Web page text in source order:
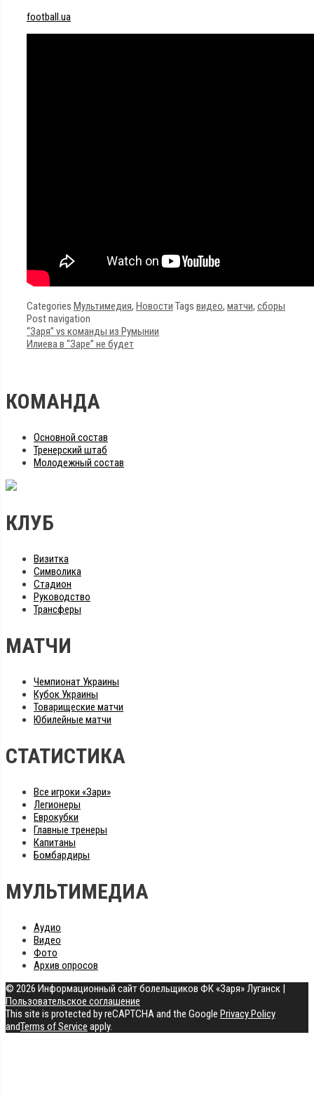
football.ua
Categories Мультимедия, Новости Tags видео, матчи, сборы
Post navigation
“Заря” vs команды из Румынии
Илиева в “Заре” не будет
КОМАНДА
Основной состав
Тренерский штаб
Молодежный состав
КЛУБ
Визитка
Символика
Стадион
Руководство
Трансферы
МАТЧИ
Чемпионат Украины
Кубок Украины
Товарищеские матчи
Юбилейные матчи
СТАТИСТИКА
Все игроки «Зари»
Легионеры
Еврокубки
Главные тренеры
Капитаны
Бомбардиры
МУЛЬТИМЕДИА
Аудио
Видео
Фото
Архив опросов
© 2026 Информационный сайт болельщиков ФК «Заря» Луганск |
Пользовательское соглашение
This site is protected by reCAPTCHA and the Google Privacy Policy
andTerms of Service apply.